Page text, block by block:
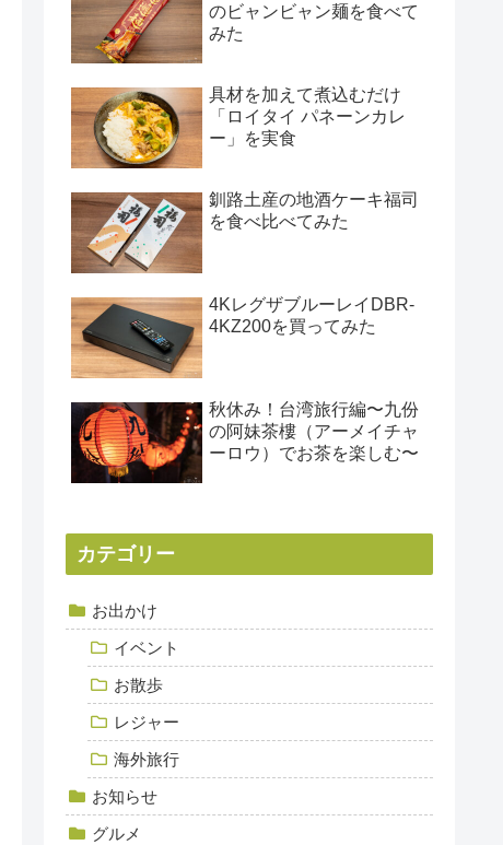
のビャンビャン麺を食べて
みた
具材を加えて煮込むだけ
「ロイタイ パネーンカレ
ー」を実食
釧路土産の地酒ケーキ福司
を食べ比べてみた
4KレグザブルーレイDBR-
4KZ200を買ってみた
秋休み！台湾旅行編〜九份
の阿妹茶樓（アーメイチャ
ーロウ）でお茶を楽しむ〜
カテゴリー
お出かけ
イベント
お散歩
レジャー
海外旅行
お知らせ
グルメ